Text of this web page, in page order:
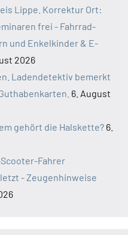
Lippe. Korrektur Ort:
frei - Fahrrad-
und Enkelkinder & E-
2026
Ladendetektiv bemerkt
6. August
gehört die Halskette? 6.
Fahrer
- Zeugenhinweise